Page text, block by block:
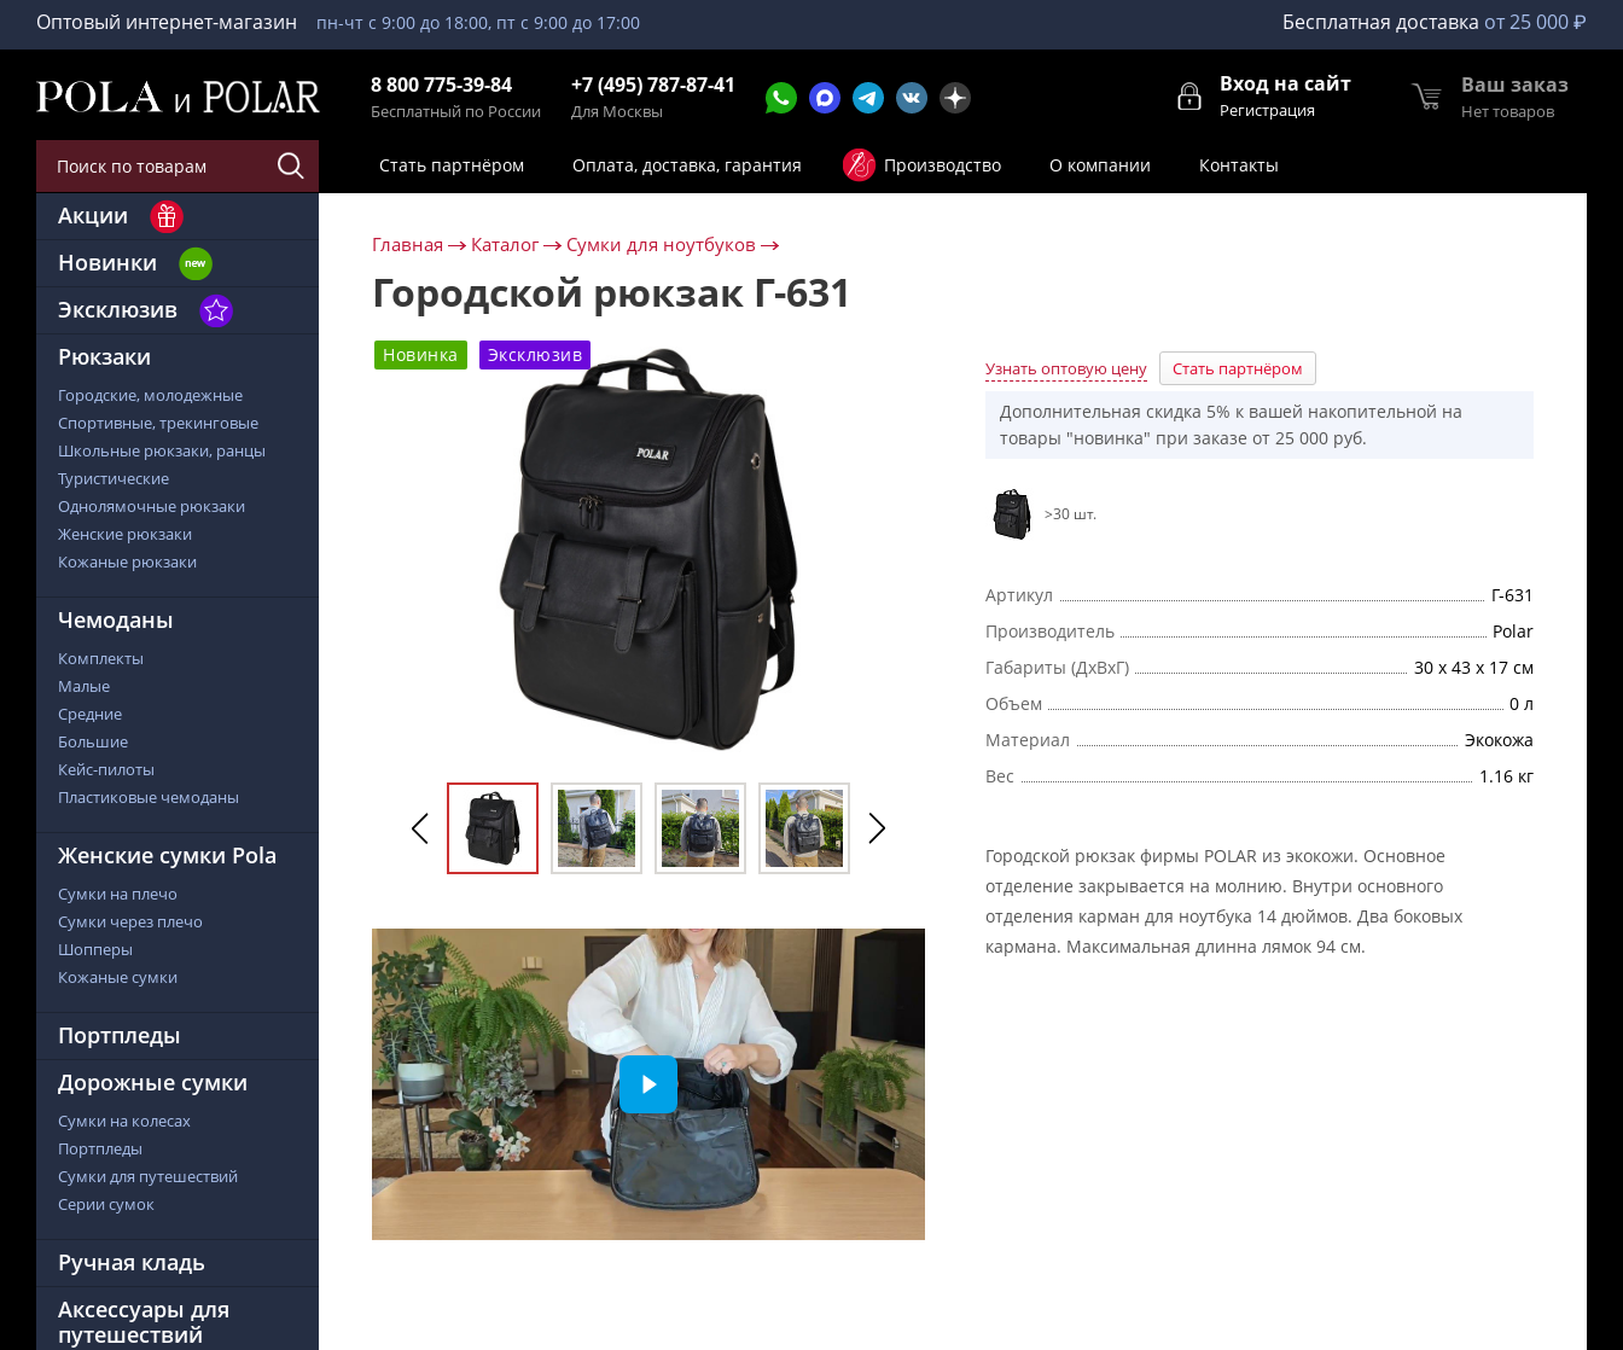
Оптовый интернет-магазин пн-чт с 9:00 до 18:00, пт с 9:00 до 17:00 Бесплатная доставка от 25 000 ₽
8 800 775-39-84
Бесплатный по России
+7 (495) 787-87-41
Для Москвы
Вход на сайт
Регистрация
Ваш заказ
Нет товаров
Стать партнёром Оплата, доставка, гарантия Производство О компании Контакты
Акции
Новинки
Эксклюзив
Рюкзаки
Городские, молодежные
Спортивные, трекинговые
Школьные рюкзаки, ранцы
Туристические
Однолямочные рюкзаки
Женские рюкзаки
Кожаные рюкзаки
Чемоданы
Комплекты
Малые
Средние
Большие
Кейс-пилоты
Пластиковые чемоданы
Женские сумки Pola
Сумки на плечо
Сумки через плечо
Шопперы
Кожаные сумки
Портпледы
Дорожные сумки
Сумки на колесах
Портпледы
Сумки для путешествий
Серии сумок
Ручная кладь
Аксессуары для
путешествий
Главная Каталог Сумки для ноутбуков
Городской рюкзак Г-631
Новинка Эксклюзив
Узнать оптовую цену Стать партнёром
Дополнительная скидка 5% к вашей накопительной на
товары "новинка" при заказе от 25 000 руб.
>30 шт.
Артикул
Г-631
Производитель
Polar
Габариты (ДхВхГ)
30 х 43 х 17 см
Объем
0 л
Материал
Экокожа
Вес
1.16 кг
Городской рюкзак фирмы POLAR из экокожи. Основное
отделение закрывается на молнию. Внутри основного
отделения карман для ноутбука 14 дюймов. Два боковых
кармана. Максимальная длинна лямок 94 см.